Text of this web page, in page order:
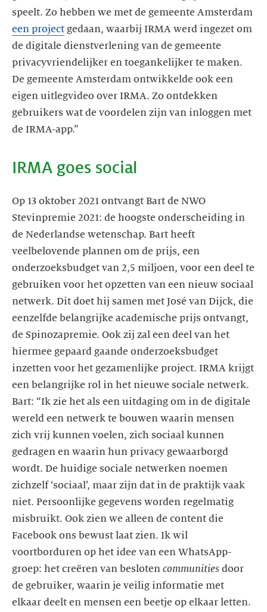
speelt. Zo hebben we met de gemeente Amsterdam
een project gedaan, waarbij IRMA werd ingezet om
de digitale dienstverlening van de gemeente
privacyvriendelijker en toegankelijker te maken.
De gemeente Amsterdam ontwikkelde ook een
eigen uitlegvideo over IRMA. Zo ontdekken
gebruikers wat de voordelen zijn van inloggen met
de IRMA-app.”
IRMA goes social
Op 13 oktober 2021 ontvangt Bart de NWO
Stevinpremie 2021: de hoogste onderscheiding in
de Nederlandse wetenschap. Bart heeft
veelbelovende plannen om de prijs, een
onderzoeksbudget van 2,5 miljoen, voor een deel te
gebruiken voor het opzetten van een nieuw sociaal
netwerk. Dit doet hij samen met José van Dijck, die
eenzelfde belangrijke academische prijs ontvangt,
de Spinozapremie. Ook zij zal een deel van het
hiermee gepaard gaande onderzoeksbudget
inzetten voor het gezamenlijke project. IRMA krijgt
een belangrijke rol in het nieuwe sociale netwerk.
Bart: “Ik zie het als een uitdaging om in de digitale
wereld een netwerk te bouwen waarin mensen
zich vrij kunnen voelen, zich sociaal kunnen
gedragen en waarin hun privacy gewaarborgd
wordt. De huidige sociale netwerken noemen
zichzelf ‘sociaal’, maar zijn dat in de praktijk vaak
niet. Persoonlijke gegevens worden regelmatig
misbruikt. Ook zien we alleen de content die
Facebook ons bewust laat zien. Ik wil
voortborduren op het idee van een WhatsApp-
groep: het creëren van besloten communities door
de gebruiker, waarin je veilig informatie met
elkaar deelt en mensen een beetje op elkaar letten.